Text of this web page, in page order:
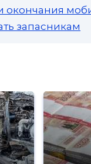
окончания
запасникам